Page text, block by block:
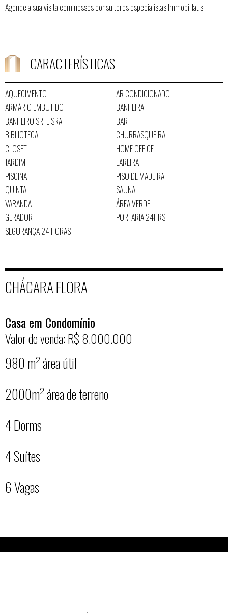
Agende a sua visita com nossos consultores especialistas ImmobiHaus.
CARACTERÍSTICAS
AQUECIMENTO
AR CONDICIONADO
ARMÁRIO EMBUTIDO
BANHEIRA
BANHEIRO SR. E SRA.
BAR
BIBLIOTECA
CHURRASQUEIRA
CLOSET
HOME OFFICE
JARDIM
LAREIRA
PISCINA
PISO DE MADEIRA
QUINTAL
SAUNA
VARANDA
ÁREA VERDE
GERADOR
PORTARIA 24HRS
SEGURANÇA 24 HORAS
CHÁCARA FLORA
Casa em Condomínio
Valor de venda: R$ 8.000.000
980 m² área útil
2000m² área de terreno
4 Dorms
4 Suítes
6 Vagas